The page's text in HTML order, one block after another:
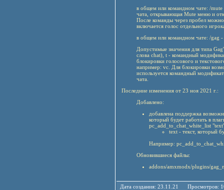
в общем или командном чате: /mute
чата, открывающая Mute меню и
После команды через пробел можно
включается голос отдельного
в общем или командном чате: /gag
Допустимые значения для типа
слова chat), t - командный
блокировки голосового и
например: vc. Для блокировки
используется командный
чата.
Последние изменения от 23 ноя 2021 г.:
Добавлено:
добавлена поддержка
который будет работать в
pc_add_to_chat_white_list
text - текст, который
Например:
Обновившиеся файлы:
addons/amxmodx/plugins/
Дата создания: 23.11.21 Просмотров: